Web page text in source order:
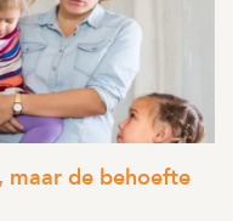
maar de behoefte